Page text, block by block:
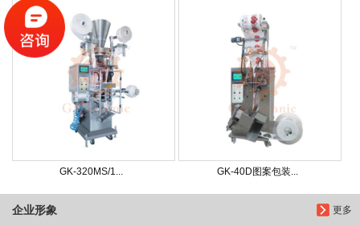
GK-320MS/1... GK-40D图案包装...
更多
企业形象